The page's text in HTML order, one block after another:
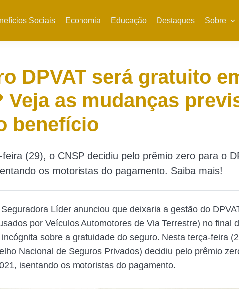
Sociais Economia Educação Destaques Sobre
DPVAT será gratuito
Veja as mudanças
benefício
(29), o CNSP decidiu pelo prêmio zero para o
os motoristas do pagamento. Saiba mais!
Líder anunciou que deixaria a gestão do
por Veículos Automotores de Via Terrestre) no final
sobre a gratuidade do seguro. Nesta terça-feira
Nacional de Seguros Privados) decidiu pelo prêmio
isentando os motoristas do pagamento.